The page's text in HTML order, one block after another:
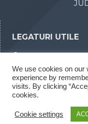
LEGATURI UTILE
Declaratii de
Rapoarte legea
We use cookies on our
experience by
visits. By clicking
cookies.
Cookie settings